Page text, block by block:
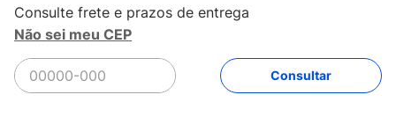
Não sei meu CEP